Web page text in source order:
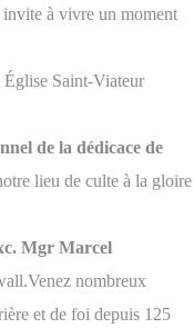
à vivre un moment
Église Saint-Viateur
de la dédicace de
lieu de culte à la gloire
Mgr Marcel
nombreux
et de foi depuis 125